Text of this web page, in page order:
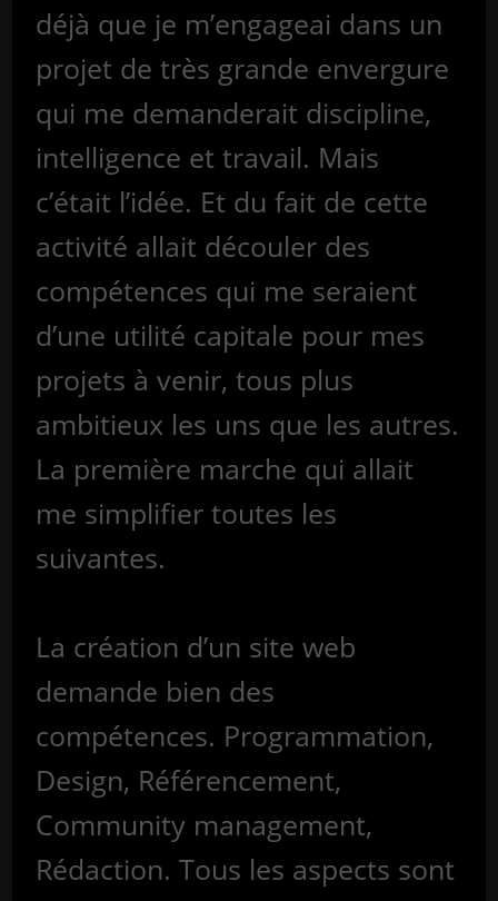
déjà que je m’engageai dans un
projet de très grande envergure
qui me demanderait discipline,
intelligence et travail. Mais
c’était l’idée. Et du fait de cette
activité allait découler des
compétences qui me seraient
d’une utilité capitale pour mes
projets à venir, tous plus
ambitieux les uns que les autres.
La première marche qui allait
me simplifier toutes les
suivantes.
La création d’un site web
demande bien des
compétences. Programmation,
Design, Référencement,
Community management,
Rédaction. Tous les aspects sont